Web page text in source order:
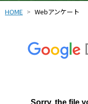
HOME Webアンケート